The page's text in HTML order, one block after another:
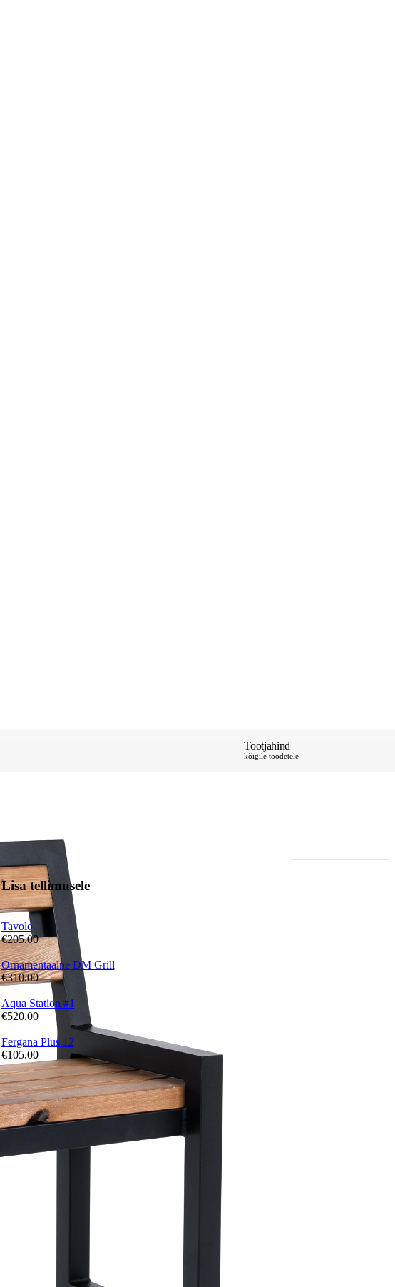
Tootjahind
kõigile toodetele
Lisa tellimusele
Tavolo
€205.00
Ornamentaalne DM Grill
€310.00
Aqua Station #1
€520.00
Fergana Plus 12
€105.00
Meist
Makse ja kohaletoimetamine
Erivedu
info@dmgrill.com